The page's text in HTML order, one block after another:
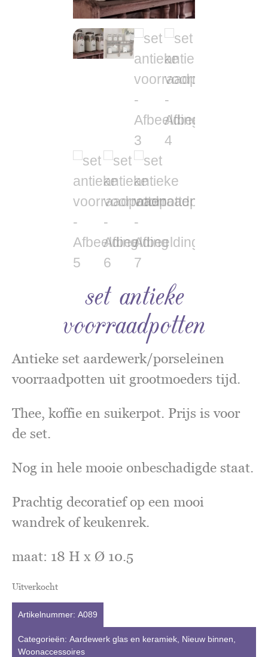
set antieke
voorraadpotten
Antieke set aardewerk/porseleinen
voorraadpotten uit grootmoeders tijd.
Thee, koffie en suikerpot. Prijs is voor
de set.
Nog in hele mooie onbeschadigde staat.
Prachtig decoratief op een mooi
wandrek of keukenrek.
maat: 18 H x Ø 10.5
Uitverkocht
Artikelnummer: A089
Categorieën: Aardewerk glas en keramiek Nieuw binnen
Woonaccessoires